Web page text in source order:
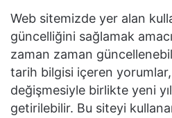
Web sitemizde yer alan
güncelliğini sağlamak
zaman zaman
tarih bilgisi içeren yorumlar,
değişmesiyle birlikte yeni
getirilebilir. Bu siteyi